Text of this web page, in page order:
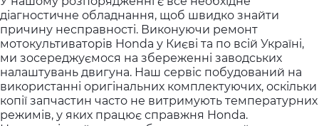
діагностичне обладнання, щоб швидко знайти
причину несправності. Виконуючи ремонт
мотокультиваторів Honda у Києві та по всій Україні,
ми зосереджуємося на збереженні заводських
налаштувань двигуна. Наш сервіс побудований на
використанні оригінальних комплектуючих, оскільки
копії запчастин часто не витримують температурних
режимів, у яких працює справжня Honda.